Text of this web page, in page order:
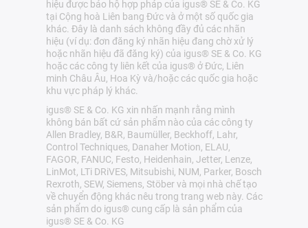
hiệu được bảo hộ hợp pháp của igus® SE & Co. KG
tại Cộng hoà Liên bang Đức và ở một số quốc gia
khác. Đây là danh sách không đầy đủ các nhãn
hiệu (ví dụ: đơn đăng ký nhãn hiệu đang chờ xử lý
hoặc nhãn hiệu đã đăng ký) của igus® SE & Co. KG
hoặc các công ty liên kết của igus® ở Đức, Liên
minh Châu Âu, Hoa Kỳ và/hoặc các quốc gia hoặc
khu vực pháp lý khác.
igus® SE & Co. KG xin nhấn mạnh rằng mình
không bán bất cứ sản phẩm nào của các công ty
Allen Bradley, B&R, Baumüller, Beckhoff, Lahr,
Control Techniques, Danaher Motion, ELAU,
FAGOR, FANUC, Festo, Heidenhain, Jetter, Lenze,
LinMot, LTi DRiVES, Mitsubishi, NUM, Parker, Bosch
Rexroth, SEW, Siemens, Stöber và mọi nhà chế tạo
về chuyển động khác nêu trong trang web này. Các
sản phẩm do igus® cung cấp là sản phẩm của
igus® SE & Co. KG